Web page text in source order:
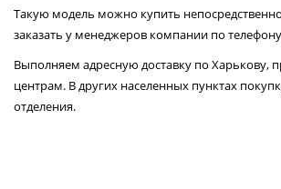
Такую модель можно купить
заказать у менеджеров компании по
Выполняем адресную доставку по Харькову,
центрам. В других населенных пунктах
отделения.